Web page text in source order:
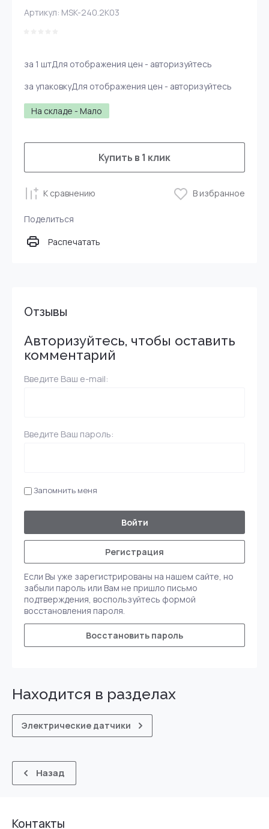
Артикул: MSK-240.2K03
На складе - Мало
за 1 штДля отображения цен - авторизуйтесь
за упаковкуДля отображения цен - авторизуйтесь
Купить в 1 клик
К сравнению В избранное
Поделиться
Распечатать
Отзывы
Авторизуйтесь, чтобы оставить
комментарий
Введите Ваш e-mail:
Введите Ваш пароль:
Запомнить меня
Войти
Регистрация
Если Вы уже зарегистрированы на нашем сайте, но
забыли пароль или Вам не пришло письмо
подтверждения, воспользуйтесь формой
восстановления пароля.
Восстановить пароль
Находится в разделах
Электрические датчики
Назад
Контакты